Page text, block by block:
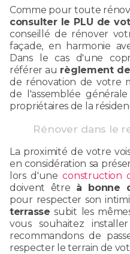
Comme pour toute
consulter le PLU de
conseillé de rénover
façade, en harmonie
Dans le cas d'une
référer au règlement
de rénovation de votre
de l'assemblée
propriétaires de la
Rénover dans le
La proximité de votre
en considération sa
lors d'uneconstruction
doivent être à bonne
pour respecter son
terrasse subit les
vous souhaitez
recommandons de
respecter le terrain de